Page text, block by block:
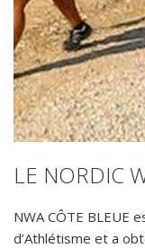
LE NORDIC
NWA CÔTE BLEUE
d’Athlétisme et a